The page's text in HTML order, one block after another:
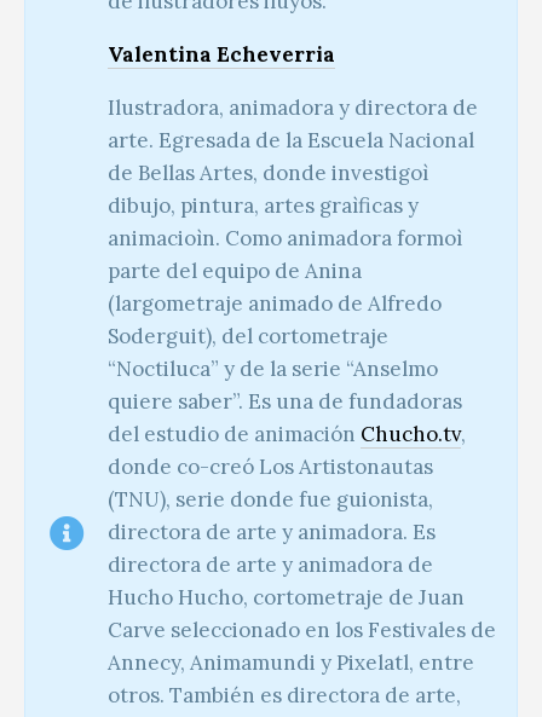
Valentina Echeverria
Ilustradora, animadora y directora de
arte. Egresada de la Escuela Nacional
de Bellas Artes, donde investigoì
dibujo, pintura, artes graìficas y
animacioìn. Como animadora formoì
parte del equipo de Anina
(largometraje animado de Alfredo
Soderguit), del cortometraje
“Noctiluca” y de la serie “Anselmo
quiere saber”. Es una de fundadoras
del estudio de animación Chucho.tv,
donde co-creó Los Artistonautas
(TNU), serie donde fue guionista,
directora de arte y animadora. Es
directora de arte y animadora de
Hucho Hucho, cortometraje de Juan
Carve seleccionado en los Festivales de
Annecy, Animamundi y Pixelatl, entre
otros. También es directora de arte,